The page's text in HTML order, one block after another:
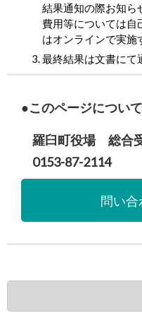
結果通知の際お知ら
費用等については自
はオンラインで実施
最終結果は文書にて
このページについ
羅臼町役場 総合
0153-87-2114
問い合